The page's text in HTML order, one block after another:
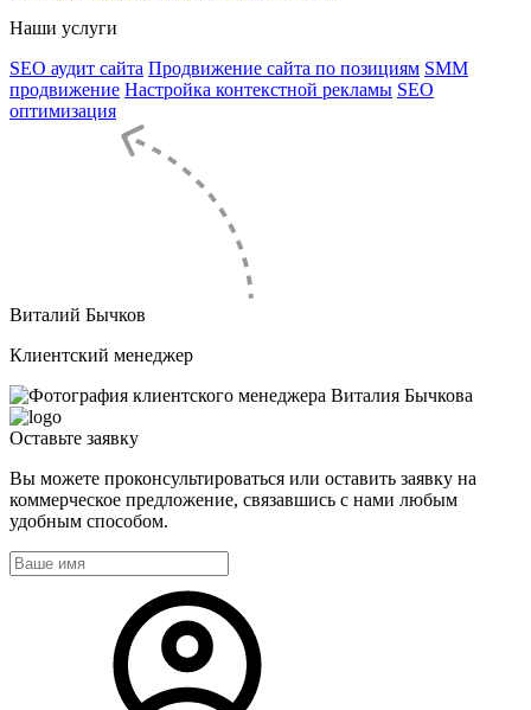
Наши услуги
SEO аудит сайта Продвижение сайта по позициям SMM
продвижение Настройка контекстной рекламы SEO
оптимизация
Виталий Бычков
Клиентский менеджер
Оставьте заявку
Вы можете проконсультироваться или оставить заявку на
коммерческое предложение, связавшись с нами любым
удобным способом.